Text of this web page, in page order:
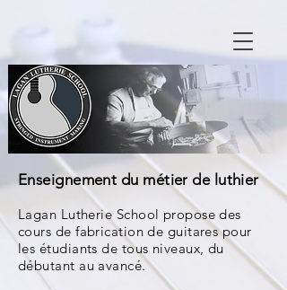
Enseignement du métier de luthier
Lagan Lutherie School propose des
cours de fabrication de guitares pour
les étudiants de tous niveaux, du
débutant au avancé.